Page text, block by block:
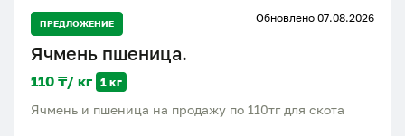
ПРЕДЛОЖЕНИЕ Обновлено 07.08.2026
Ячмень пшеница.
110 ₸/ кг 1 кг
Ячмень и пшеница на продажу по 110тг для скота